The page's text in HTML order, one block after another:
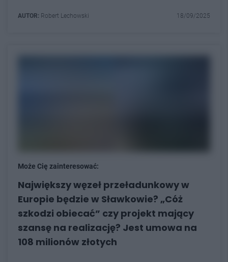
AUTOR: Robert Lechowski 18/09/2025
Może Cię zainteresować:
Największy węzeł przeładunkowy w
Europie będzie w Sławkowie? „Cóż
szkodzi obiecać” czy projekt mający
szansę na realizację? Jest umowa na
108 milionów złotych